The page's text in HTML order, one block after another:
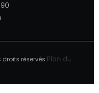
réservés.Plan du